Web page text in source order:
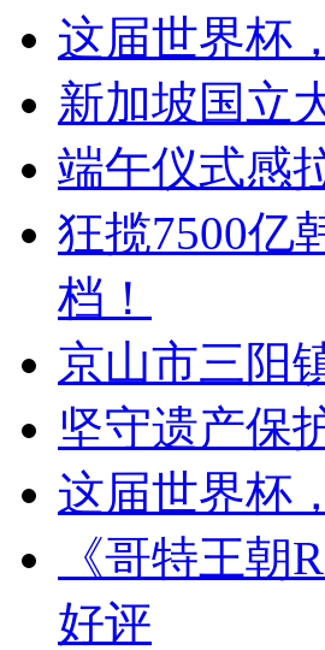
这届世界杯
新加坡国立
端午仪式感
狂揽7500亿
档！
京山市三阳
坚守遗产保
这届世界杯
《哥特王朝
好评